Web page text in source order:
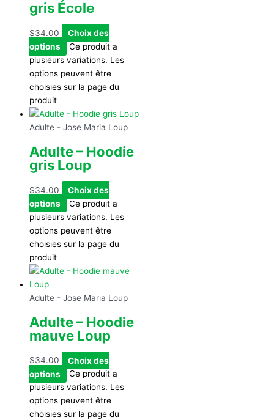
gris École
$34.00
Choix des
options
Ce produit a
plusieurs variations. Les
options peuvent être
choisies sur la page du
produit
Adulte - Jose Maria Loup
Adulte – Hoodie
gris Loup
$34.00
Choix des
options
Ce produit a
plusieurs variations. Les
options peuvent être
choisies sur la page du
produit
Adulte - Jose Maria Loup
Adulte – Hoodie
mauve Loup
$34.00
Choix des
options
Ce produit a
plusieurs variations. Les
options peuvent être
choisies sur la page du